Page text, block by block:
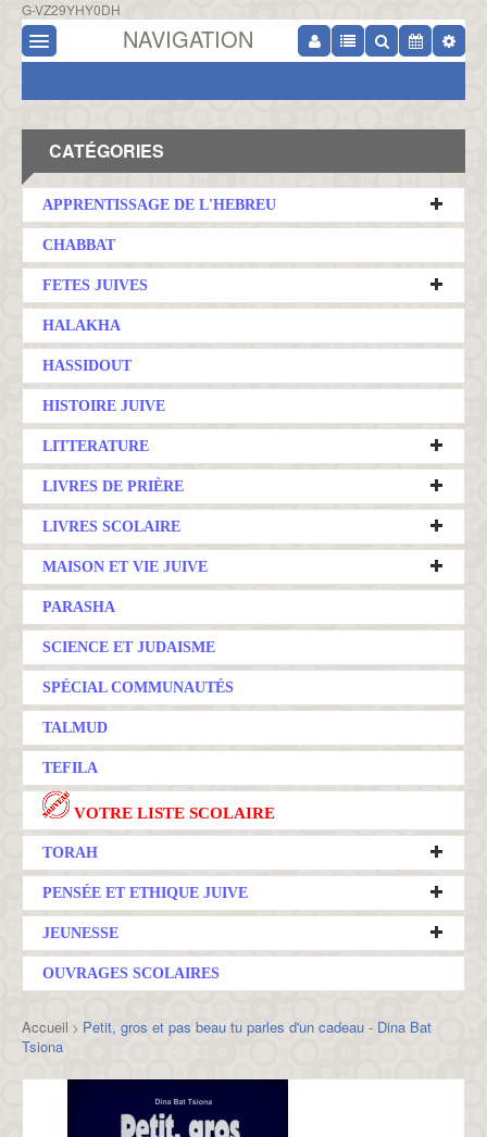
G-VZ29YHY0DH
NAVIGATION
CATÉGORIES
APPRENTISSAGE DE L'HEBREU
CHABBAT
FETES JUIVES
HALAKHA
HASSIDOUT
HISTOIRE JUIVE
LITTERATURE
LIVRES DE PRIÈRE
LIVRES SCOLAIRE
MAISON ET VIE JUIVE
PARASHA
SCIENCE ET JUDAISME
SPÉCIAL COMMUNAUTÉS
TALMUD
TEFILA
VOTRE LISTE SCOLAIRE
TORAH
PENSÉE ET ETHIQUE JUIVE
JEUNESSE
OUVRAGES SCOLAIRES
Accueil > Petit, gros et pas beau tu parles d'un cadeau - Dina Bat
Tsiona